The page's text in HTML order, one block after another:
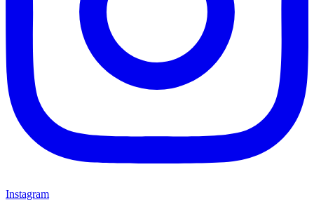
Instagram